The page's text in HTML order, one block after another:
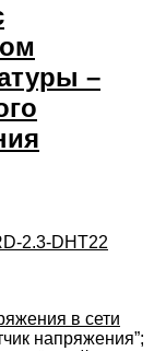
–
2.3-DHT22
в сети
напряжения”;